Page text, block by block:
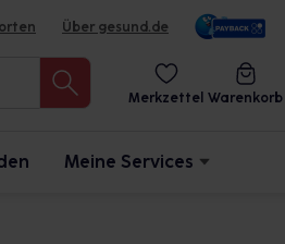
Über gesund.de
Merkzettel Warenkorb
Meine Services